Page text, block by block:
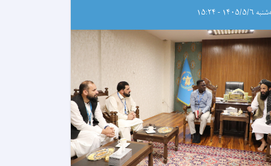
۵/۶ - ۱۵:۲۴